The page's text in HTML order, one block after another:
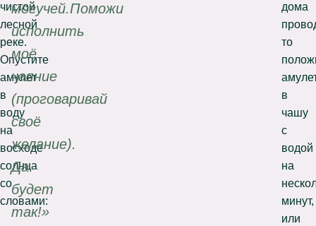
чистой
лесной
реке.
Опустите
амулет
в
воду
на
восходе
солнца
со
словами:
могучей.Поможи
исполнить
моё
чаяние
(проговаривай
своё
желание).
Да
будет
так!»
дома
то
в
чашу
с
водой
на
минут,
или